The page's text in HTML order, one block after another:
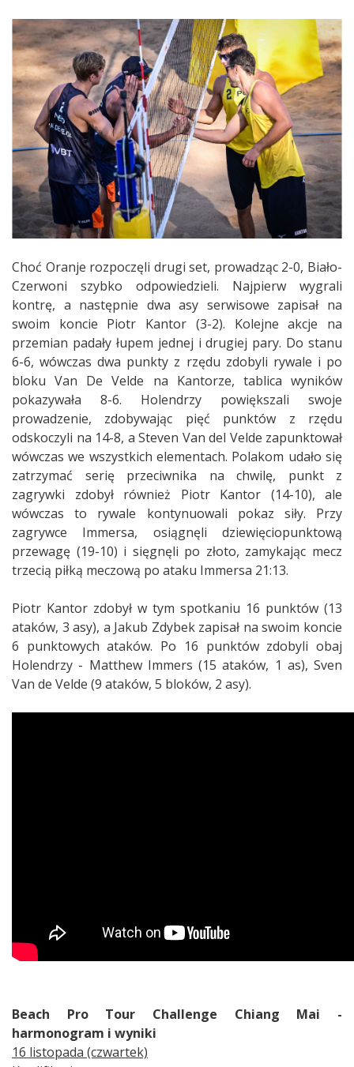
Choć Oranje rozpoczęli drugi set, prowadząc 2-0, Biało-
Czerwoni szybko odpowiedzieli. Najpierw wygrali
kontrę, a następnie dwa asy serwisowe zapisał na
swoim koncie Piotr Kantor (3-2). Kolejne akcje na
przemian padały łupem jednej i drugiej pary. Do stanu
6-6, wówczas dwa punkty z rzędu zdobyli rywale i po
bloku Van De Velde na Kantorze, tablica wyników
pokazywała 8-6. Holendrzy powiększali swoje
prowadzenie, zdobywając pięć punktów z rzędu
odskoczyli na 14-8, a Steven Van del Velde zapunktował
wówczas we wszystkich elementach. Polakom udało się
zatrzymać serię przeciwnika na chwilę, punkt z
zagrywki zdobył również Piotr Kantor (14-10), ale
wówczas to rywale kontynuowali pokaz siły. Przy
zagrywce Immersa, osiągnęli dziewięciopunktową
przewagę (19-10) i sięgnęli po złoto, zamykając mecz
trzecią piłką meczową po ataku Immersa 21:13.
Piotr Kantor zdobył w tym spotkaniu 16 punktów (13
ataków, 3 asy), a Jakub Zdybek zapisał na swoim koncie
6 punktowych ataków. Po 16 punktów zdobyli obaj
Holendrzy - Matthew Immers (15 ataków, 1 as), Sven
Van de Velde (9 ataków, 5 bloków, 2 asy).
Beach Pro Tour Challenge Chiang Mai -
harmonogram i wyniki
16 listopada (czwartek)